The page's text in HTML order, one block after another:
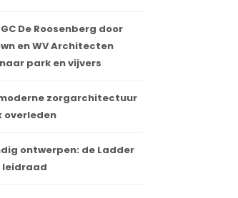
De Roosenberg door
en WV Architecten
park en vijvers
zorgarchitectuur
overleden
ontwerpen: de Ladder
leidraad